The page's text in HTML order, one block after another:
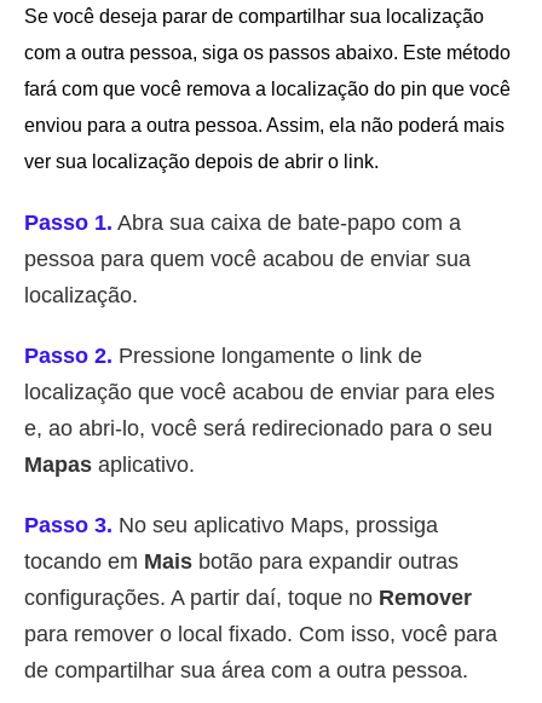
Se você deseja parar de compartilhar sua localização
com a outra pessoa, siga os passos abaixo. Este método
fará com que você remova a localização do pin que você
enviou para a outra pessoa. Assim, ela não poderá mais
ver sua localização depois de abrir o link.
Passo 1. Abra sua caixa de bate-papo com a
pessoa para quem você acabou de enviar sua
localização.
Passo 2. Pressione longamente o link de
localização que você acabou de enviar para eles
e, ao abri-lo, você será redirecionado para o seu
Mapas aplicativo.
Passo 3. No seu aplicativo Maps, prossiga
tocando em Mais botão para expandir outras
configurações. A partir daí, toque no Remover
para remover o local fixado. Com isso, você para
de compartilhar sua área com a outra pessoa.